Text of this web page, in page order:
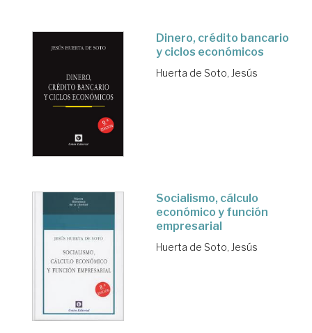
Dinero, crédito bancario
y ciclos económicos
Huerta de Soto, Jesús
Socialismo, cálculo
económico y función
empresarial
Huerta de Soto, Jesús